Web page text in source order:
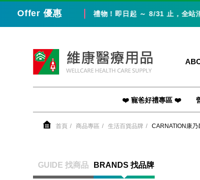
Offer 優惠
就是最好的父親節禮物！即日起 ～ 8/31 止，全站消費
❤️ 寵爸好禮專區 ❤️
首頁 商品專區 生活百貨品牌 CARNATION康乃
GUIDE 找商品 BRANDS 找品牌